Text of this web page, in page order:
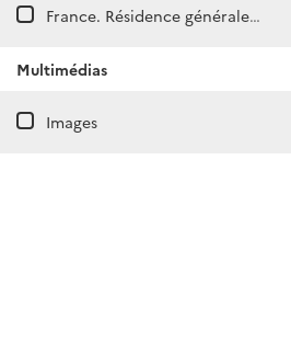
France. Résidence générale au Maroc.
Multimédias
Images